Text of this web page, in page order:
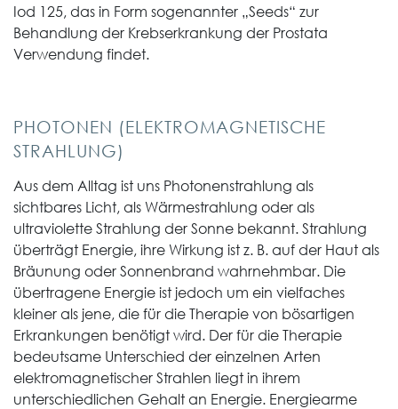
Iod 125, das in Form sogenannter „Seeds“ zur
Behandlung der Krebserkrankung der Prostata
Verwendung findet.
PHOTONEN (ELEKTROMAGNETISCHE
STRAHLUNG)
Aus dem Alltag ist uns Photonenstrahlung als
sichtbares Licht, als Wärmestrahlung oder als
ultraviolette Strahlung der Sonne bekannt. Strahlung
überträgt Energie, ihre Wirkung ist z. B. auf der Haut als
Bräunung oder Sonnenbrand wahrnehmbar. Die
übertragene Energie ist jedoch um ein vielfaches
kleiner als jene, die für die Therapie von bösartigen
Erkrankungen benötigt wird. Der für die Therapie
bedeutsame Unterschied der einzelnen Arten
elektromagnetischer Strahlen liegt in ihrem
unterschiedlichen Gehalt an Energie. Energiearme